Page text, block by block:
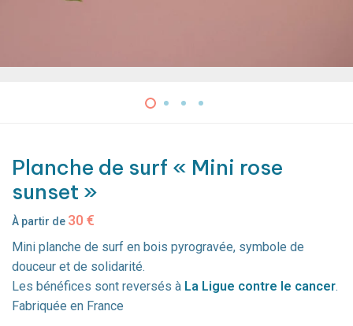
Planche de surf « Mini rose
sunset »
À partir de 30 €
Mini planche de surf en bois pyrogravée, symbole de
douceur et de solidarité.
Les bénéfices sont reversés à La Ligue contre le cancer.
Fabriquée en France